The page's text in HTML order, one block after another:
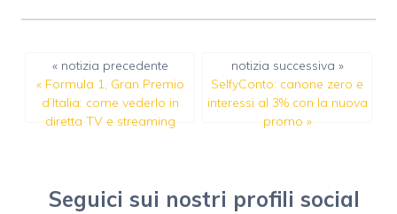
« notizia precedente
« Formula 1, Gran Premio
d’Italia: come vederlo in
diretta TV e streaming
notizia successiva »
SelfyConto: canone zero e
interessi al 3% con la nuova
promo »
Seguici sui nostri profili social